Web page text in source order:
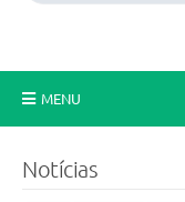
MENU
Notícias